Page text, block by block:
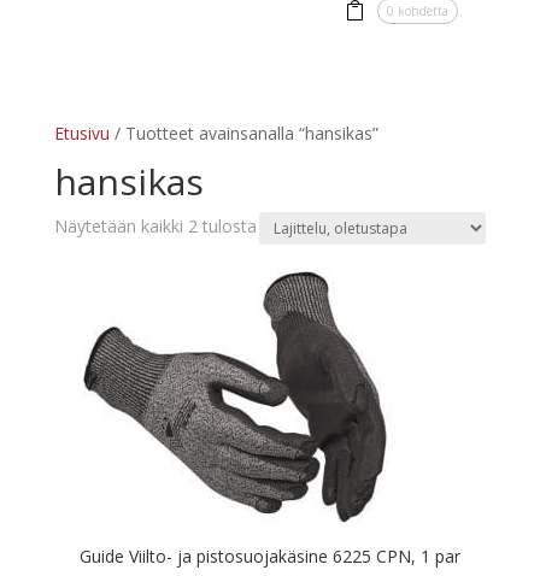
0 kohdetta
Etusivu / Tuotteet avainsanalla “hansikas”
hansikas
Näytetään kaikki 2 tulosta
Guide Viilto- ja pistosuojakäsine 6225 CPN, 1 par